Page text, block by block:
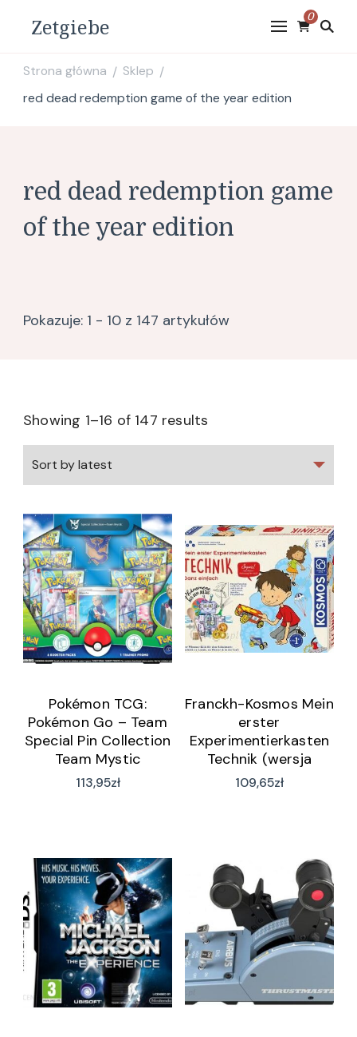
Zetgiebe 0
Strona główna / Sklep /
red dead redemption game of the year edition
red dead redemption game
of the year edition
Pokazuje: 1 - 10 z 147 artykułów
Showing 1–16 of 147 results
Pokémon TCG:
Pokémon Go – Team
Special Pin Collection
Team Mystic
(Blanche)
113,95zł
Franckh-Kosmos Mein
erster
Experimentierkasten
Technik (wersja
niemiecka)
109,65zł